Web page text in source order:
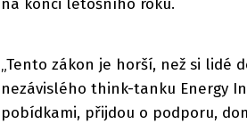
na konci letošního roku.
„Tento zákon je horší, než si lidé
nezávislého think-tanku Energy
pobídkami, přijdou o podporu,